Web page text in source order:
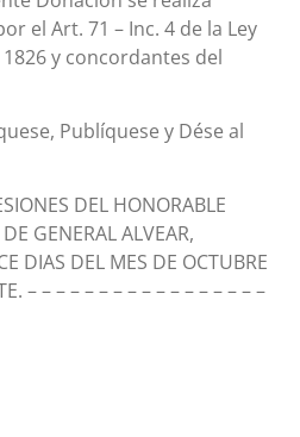
el Art. 71 – Inc. 4 de la Ley
y concordantes del
Publíquese y Dése al
DEL HONORABLE
GENERAL ALVEAR,
DIAS DEL MES DE OCTUBRE
– – – – – – – – – – – – – – – – –